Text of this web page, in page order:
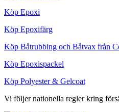
Köp Epoxi
Köp Epoxifärg
Köp Båtrubbing och Båtvax från
Köp Epoxispackel
Köp Polyester & Gelcoat
Vi följer nationella regler kring